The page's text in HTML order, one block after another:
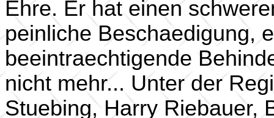
Ehre. Er hat einen
peinliche Beschaedigung,
beeintraechtigende
nicht mehr... Unter der
Stuebing, Harry Riebauer,